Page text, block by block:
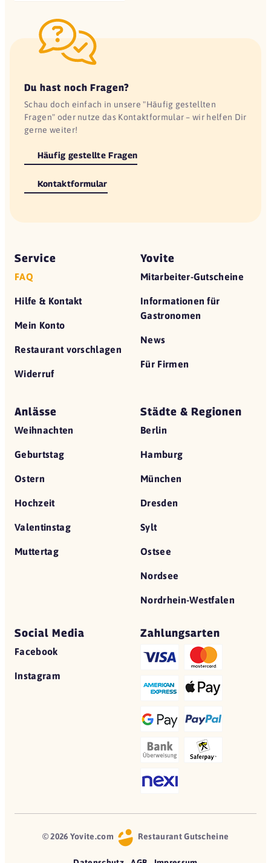
Du hast noch Fragen?
Schau doch einfach in unsere "Häufig gestellten
Fragen" oder nutze das Kontaktformular – wir helfen Dir
gerne weiter!
Häufig gestellte Fragen
Kontaktformular
Service
FAQ
Hilfe & Kontakt
Mein Konto
Restaurant vorschlagen
Widerruf
Yovite
Mitarbeiter-Gutscheine
Informationen für
Gastronomen
News
Für Firmen
Anlässe
Weihnachten
Geburtstag
Ostern
Hochzeit
Valentinstag
Muttertag
Städte & Regionen
Berlin
Hamburg
München
Dresden
Sylt
Ostsee
Nordsee
Nordrhein-Westfalen
Social Media
Facebook
Instagram
Zahlungsarten
© 2026 Yovite.com Restaurant Gutscheine